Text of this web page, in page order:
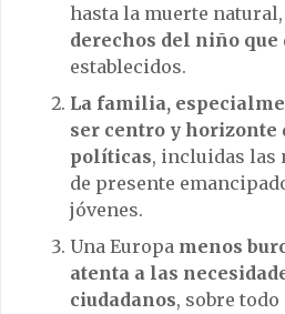
hasta la muerte natural,
derechos del niño que
establecidos.
La familia,
ser centro y horizonte
políticas, incluidas las
de presente
jóvenes.
Una Europa menos
atenta a las
ciudadanos, sobre